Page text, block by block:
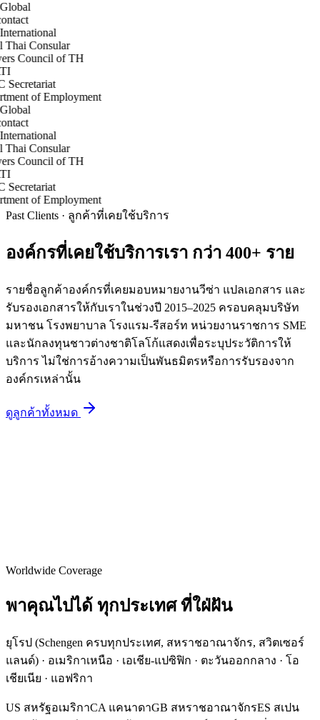
Consular
Council of TH
of Employment
Consular
Council of TH
of Employment
Past Clients · ลูกค้าที่เคยใช้บริการ
องค์กรที่เคยใช้บริการเรา กว่า 400+ ราย
รายชื่อลูกค้าองค์กรที่เคยมอบหมายงานวีซ่า แปลเอกสาร และ
รับรองเอกสารให้กับเราในช่วงปี 2015–2025 ครอบคลุมบริษัท
มหาชน โรงพยาบาล โรงแรม-รีสอร์ท หน่วยงานราชการ SME
และนักลงทุนชาวต่างชาติโลโก้แสดงเพื่อระบุประวัติการให้
บริการ ไม่ใช่การอ้างความเป็นพันธมิตรหรือการรับรองจาก
องค์กรเหล่านั้น
ดูลูกค้าทั้งหมด
Worldwide Coverage
พาคุณไปได้ ทุกประเทศที่ใฝ่ฝัน
ยุโรป (Schengen ครบทุกประเทศ, สหราชอาณาจักร, สวิตเซอร์
แลนด์) · อเมริกาเหนือ · เอเชีย-แปซิฟิก · ตะวันออกกลาง · โอ
เชียเนีย · แอฟริกา
US สหรัฐอเมริกาCA แคนาดาGB สหราชอาณาจักรES สเปน